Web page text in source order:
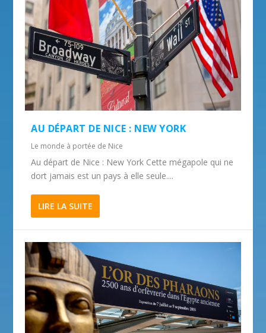
AU DÉPART DE NICE : NEW YORK
Le monde à portée de Nice
Au départ de Nice : New York Cette mégapole qui ne
dort jamais est un pays à elle seule....
LIRE LA SUITE